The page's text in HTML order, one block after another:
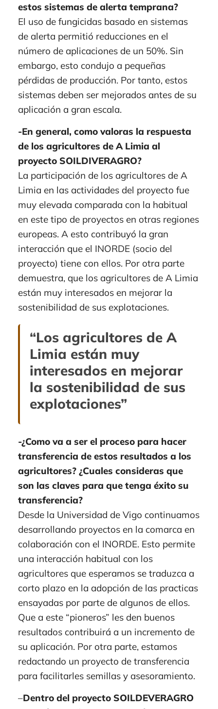
estos sistemas de alerta temprana?
El uso de fungicidas basado en sistemas
de alerta permitió reducciones en el
número de aplicaciones de un 50%. Sin
embargo, esto condujo a pequeñas
pérdidas de producción. Por tanto, estos
sistemas deben ser mejorados antes de su
aplicación a gran escala.
-En general, como valoras la respuesta
de los agricultores de A Limia al
proyecto SOILDIVERAGRO?
La participación de los agricultores de A
Limia en las actividades del proyecto fue
muy elevada comparada con la habitual
en este tipo de proyectos en otras regiones
europeas. A esto contribuyó la gran
interacción que el INORDE (socio del
proyecto) tiene con ellos. Por otra parte
demuestra, que los agricultores de A Limia
están muy interesados en mejorar la
sostenibilidad de sus explotaciones.
“Los agricultores de A
Limia están muy
interesados en mejorar
la sostenibilidad de sus
explotaciones”
-¿Como va a ser el proceso para hacer
transferencia de estos resultados a los
agricultores? ¿Cuales consideras que
son las claves para que tenga éxito su
transferencia?
Desde la Universidad de Vigo continuamos
desarrollando proyectos en la comarca en
colaboración con el INORDE. Esto permite
una interacción habitual con los
agricultores que esperamos se traduzca a
corto plazo en la adopción de las practicas
ensayadas por parte de algunos de ellos.
Que a este “pioneros” les den buenos
resultados contribuirá a un incremento de
su aplicación. Por otra parte, estamos
redactando un proyecto de transferencia
para facilitarles semillas y asesoramiento.
–Dentro del proyecto SOILDEVERAGRO